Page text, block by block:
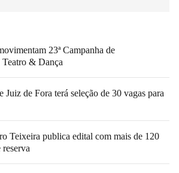
23ª Campanha de
& Dança
de Fora terá seleção de 30 vagas para
Teixeira publica edital com mais de 120
reserva